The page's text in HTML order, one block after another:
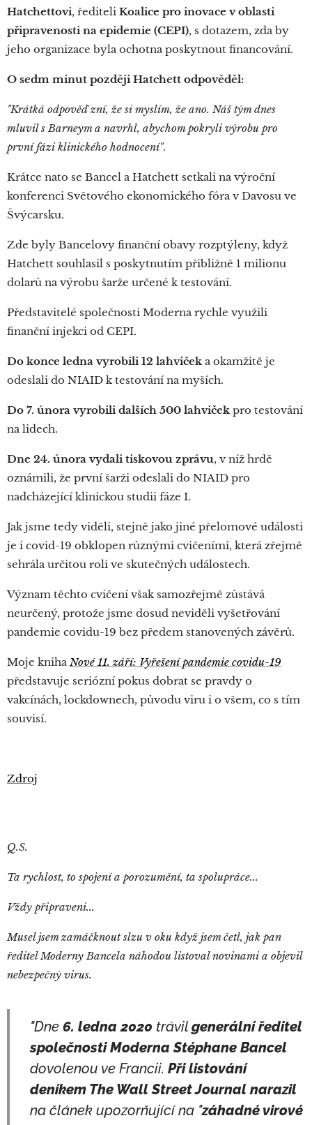
Hatchettovi, řediteli Koalice pro inovace v oblasti
připravenosti na epidemie (CEPI), s dotazem, zda by
jeho organizace byla ochotna poskytnout financování.
O sedm minut později Hatchett odpověděl:
"Krátká odpověď zní, že si myslím, že ano. Náš tým dnes
mluvil s Barneym a navrhl, abychom pokryli výrobu pro
první fázi klinického hodnocení".
Krátce nato se Bancel a Hatchett setkali na výroční
konferenci Světového ekonomického fóra v Davosu ve
Švýcarsku.
Zde byly Bancelovy finanční obavy rozptýleny, když
Hatchett souhlasil s poskytnutím přibližně 1 milionu
dolarů na výrobu šarže určené k testování.
Představitelé společnosti Moderna rychle využili
finanční injekci od CEPI.
Do konce ledna vyrobili 12 lahviček a okamžitě je
odeslali do NIAID k testování na myších.
Do 7. února vyrobili dalších 500 lahviček pro testování
na lidech.
Dne 24. února vydali tiskovou zprávu, v níž hrdě
oznámili, že první šarži odeslali do NIAID pro
nadcházející klinickou studii fáze I.
Jak jsme tedy viděli, stejně jako jiné přelomové události
je i covid-19 obklopen různými cvičeními, která zřejmě
sehrála určitou roli ve skutečných událostech.
Význam těchto cvičení však samozřejmě zůstává
neurčený, protože jsme dosud neviděli vyšetřování
pandemie covidu-19 bez předem stanovených závěrů.
Moje knihaNové 11. září: Vyřešení pandemie covidu-19
představuje seriózní pokus dobrat se pravdy o
vakcínách, lockdownech, původu viru i o všem, co s tím
souvisí.
Zdroj
Q.S.
Ta rychlost, to spojení a porozumění, ta spolupráce...
Vždy připraveni...
Musel jsem zamáčknout slzu v oku když jsem četl, jak pan
ředitel Moderny Bancela náhodou listoval novinami a objevil
nebezpečný virus.
"Dne 6. ledna 2020 trávil generální ředitel
společnosti Moderna Stéphane Bancel
dovolenou ve Francii. Při listování
deníkem The Wall Street Journal narazil
na článek upozorňující na "záhadné virové